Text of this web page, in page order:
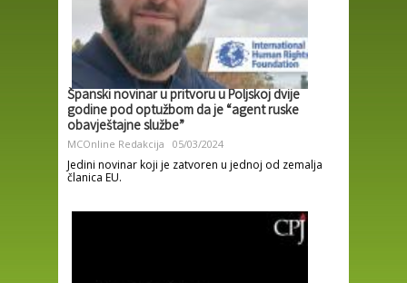
Španski novinar u pritvoru u Poljskoj dvije
godine pod optužbom da je “agent ruske
obavještajne službe”
MCOnline Redakcija 05/03/2024
Jedini novinar koji je zatvoren u jednoj od zemalja
članica EU.